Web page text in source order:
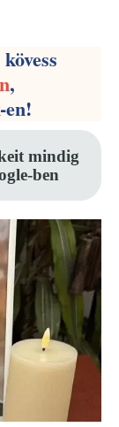
,
-en!
mindig
ben